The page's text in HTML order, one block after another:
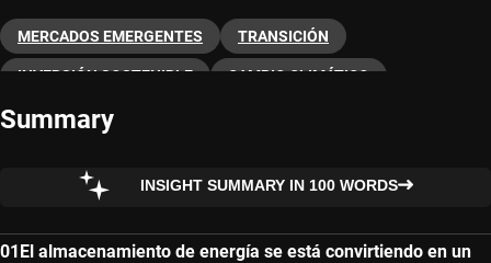
MERCADOS EMERGENTES TRANSICIÓN
INVERSIÓN SOSTENIBLE CAMBIO CLIMÁTICO
Summary
INSIGHT SUMMARY IN 100 WORDS
El almacenamiento de energía se está convirtiendo en un